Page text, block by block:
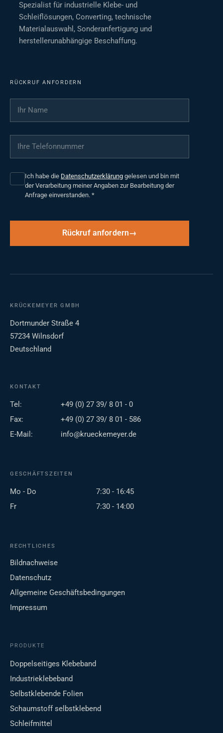
Spezialist für industrielle Klebe- und
Schleiflösungen, Converting, technische
Materialauswahl, Sonderanfertigung und
herstellerunabhängige Beschaffung.
RÜCKRUF ANFORDERN
Ihr Name
Ihre Telefonnummer
Ich habe die Datenschutzerklärung gelesen und bin mit
der Verarbeitung meiner Angaben zur Bearbeitung der
Anfrage einverstanden. *
Rückruf anfordern
KRÜCKEMEYER GMBH
Dortmunder Straße 4
57234 Wilnsdorf
Deutschland
KONTAKT
Tel:
+49 (0) 27 39/ 8 01 - 0
Fax:
+49 (0) 27 39/ 8 01 - 586
E-Mail:
info@krueckemeyer.de
GESCHÄFTSZEITEN
Mo - Do
7:30 - 16:45
Fr
7:30 - 14:00
RECHTLICHES
Bildnachweise
Datenschutz
Allgemeine Geschäftsbedingungen
Impressum
PRODUKTE
Doppelseitiges Klebeband
Industrieklebeband
Selbstklebende Folien
Schaumstoff selbstklebend
Schleifmittel